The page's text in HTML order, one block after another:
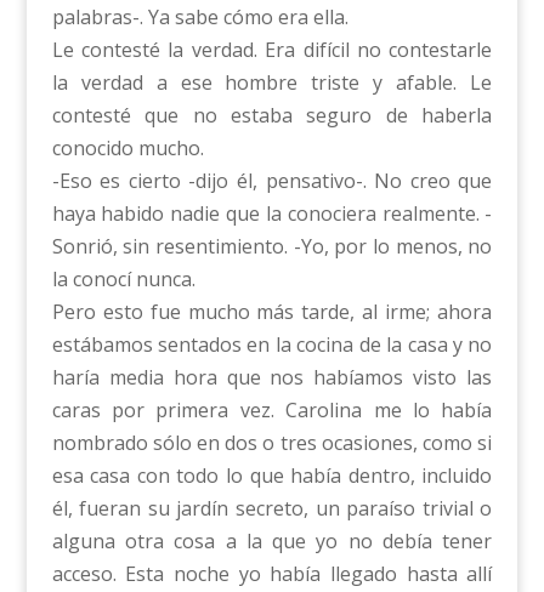
palabras-. Ya sabe cómo era ella.
Le contesté la verdad. Era difícil no contestarle
la verdad a ese hombre triste y afable. Le
contesté que no estaba seguro de haberla
conocido mucho.
-Eso es cierto -dijo él, pensativo-. No creo que
haya habido nadie que la conociera realmente. -
Sonrió, sin resentimiento. -Yo, por lo menos, no
la conocí nunca.
Pero esto fue mucho más tarde, al irme; ahora
estábamos sentados en la cocina de la casa y no
haría media hora que nos habíamos visto las
caras por primera vez. Carolina me lo había
nombrado sólo en dos o tres ocasiones, como si
esa casa con todo lo que había dentro, incluido
él, fueran su jardín secreto, un paraíso trivial o
alguna otra cosa a la que yo no debía tener
acceso. Esta noche yo había llegado hasta allí